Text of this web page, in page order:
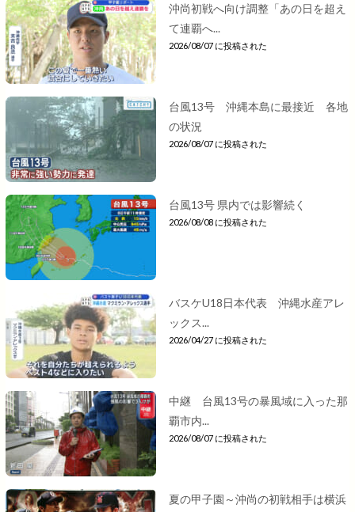
沖尚初戦へ向け調整「あの日を超え
て連覇へ...
2026/08/07 に投稿された
台風13号 沖縄本島に最接近 各地
の状況
2026/08/07 に投稿された
台風13号 県内では影響続く
2026/08/08 に投稿された
バスケU18日本代表 沖縄水産アレ
ックス...
2026/04/27 に投稿された
中継 台風13号の暴風域に入った那
覇市内...
2026/08/07 に投稿された
夏の甲子園～沖尚の初戦相手は横浜